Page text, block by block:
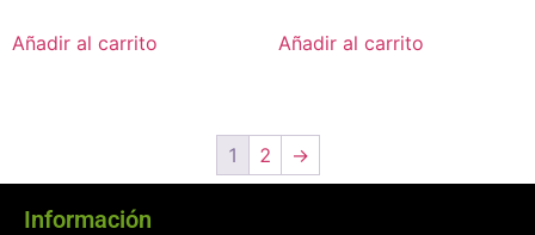
Añadir al carrito Añadir al carrito
1 2 →
Información